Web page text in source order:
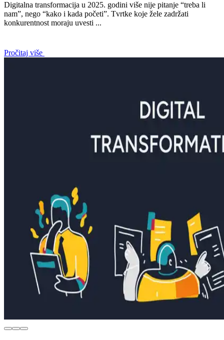
Digitalna transformacija u 2025. godini više nije pitanje “treba li
nam”, nego “kako i kada početi”. Tvrtke koje žele zadržati
konkurentnost moraju uvesti ...
Pročitaj više